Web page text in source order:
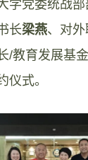
学党委统战
长梁燕、对
/教育发展基
仪式。